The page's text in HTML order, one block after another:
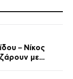
– Νίκος
με